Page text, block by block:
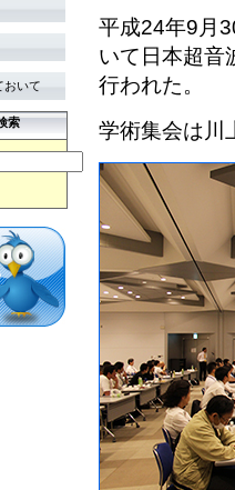
おいて
索
平成24年9月
いて日本超音
行われた。
学術集会は川